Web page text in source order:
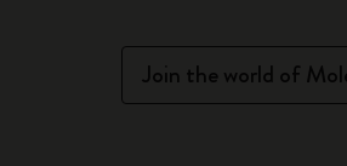
Join the world of